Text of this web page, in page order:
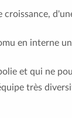
croissance,
en interne
et qui ne
très